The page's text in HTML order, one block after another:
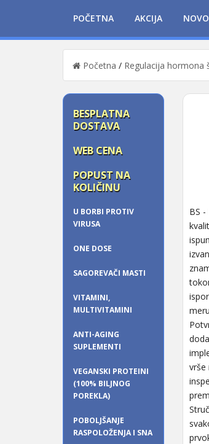
POČETNA AKCIJA NOVO
Početna / Regulacija hormona
BESPLATNA
DOSTAVA
WEB CENA
POPUST NA
KOLIČINU
U BORBI PROTIV
VIRUSA
ONE DOSE
SAGOREVAČI MASTI
VITAMINI,
MULTIVITAMINI
ANTI-AGING
SUPLEMENTI
VEGANSKI PROTEINI
(100% BILJNOG
POREKLA)
POBOLJŠANJE
RASPOLOŽENJA I SNA
BS
vrše